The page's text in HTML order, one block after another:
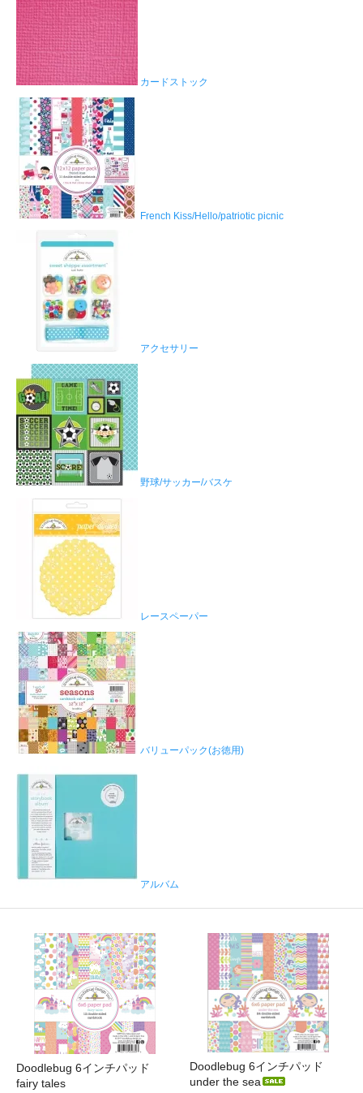
カードストック
French Kiss/Hello/patriotic picnic
アクセサリー
野球/サッカー/バスケ
レースペーパー
バリューパック(お徳用)
アルバム
Doodlebug 6インチパッド
fairy tales
Doodlebug 6インチパッド
under the sea